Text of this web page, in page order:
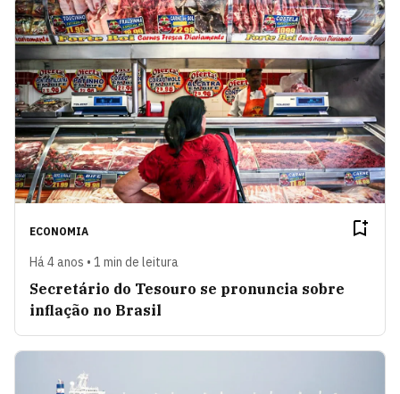
ECONOMIA
Há 4 anos • 1 min de leitura
Secretário do Tesouro se pronuncia sobre
inflação no Brasil